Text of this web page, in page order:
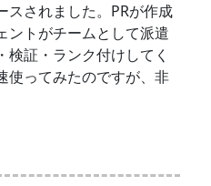
スされました。PRが作成
ントがチームとして派遣
検証・ランク付けしてく
使ってみたのですが、非